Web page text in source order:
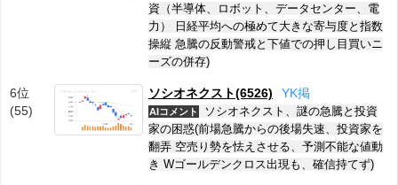
資（半導体、ロボット、データセンター、電
力） 日経平均への極めて大きな寄与度と指数
操縦 急騰の反動警戒と下値での押し目買いニ
ーズの併存)
6位
(55)
ソシオネクスト(6526) YK掲
AIコメント
ソシオネクスト、謎の急騰と投資
家の困惑(前場急騰からの後場失速、投資家を
翻弄 空売り勢を怯えさせる、予測不能な値動
き Wゴールデンクロス出現も、確信持てず)